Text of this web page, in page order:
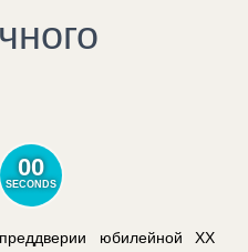
00
SECONDS
юбилейной XX